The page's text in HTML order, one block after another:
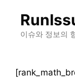
이슈와 정보의